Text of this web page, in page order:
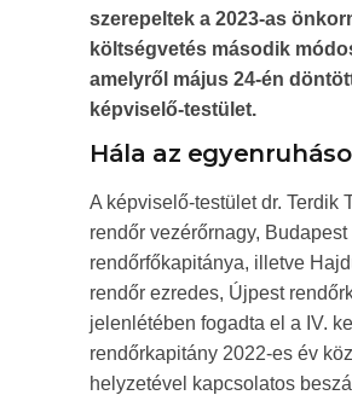
szerepeltek a 2023-as
költségvetés második
amelyről május 24-én
képviselő-testület.
Hála az
A képviselő-testület dr. Terdik
rendőr vezérőrnagy, Budapest
rendőrfőkapitánya, illetve
rendőr ezredes, Újpest
jelenlétében fogadta el a IV.
rendőrkapitány 2022-es év
helyzetével kapcsolatos